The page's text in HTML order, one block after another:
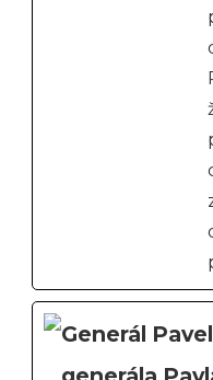
Generál